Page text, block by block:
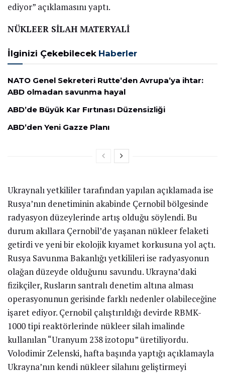
ediyor” açıklamasını yaptı.
NÜKLEER SİLAH MATERYALİ
İlginizi Çekebilecek Haberler
NATO Genel Sekreteri Rutte’den Avrupa’ya ihtar:
ABD olmadan savunma hayal
ABD’de Büyük Kar Fırtınası Düzensizliği
ABD’den Yeni Gazze Planı
Ukraynalı yetkililer tarafından yapılan açıklamada ise
Rusya’nın denetiminin akabinde Çernobil bölgesinde
radyasyon düzeylerinde artış olduğu söylendi. Bu
durum akıllara Çernobil’de yaşanan nükleer felaketi
getirdi ve yeni bir ekolojik kıyamet korkusuna yol açtı.
Rusya Savunma Bakanlığı yetkilileri ise radyasyonun
olağan düzeyde olduğunu savundu. Ukrayna’daki
fizikçiler, Rusların santralı denetim altına alması
operasyonunun gerisinde farklı nedenler olabileceğine
işaret ediyor. Çernobil çalıştırıldığı devirde RBMK-
1000 tipi reaktörlerinde nükleer silah imalinde
kullanılan “Uranyum 238 izotopu” üretiliyordu.
Volodimir Zelenski, hafta başında yaptığı açıklamayla
Ukrayna’nın kendi nükleer silahını geliştirmeyi